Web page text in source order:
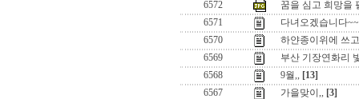
6572
꿈을 심고 희망을
6571
다녀오겠습니다~~
6570
하얀종이위에 쓰
6569
부산 기장연화리
6568
9월,, [13]
6567
가을맞이,, [3]